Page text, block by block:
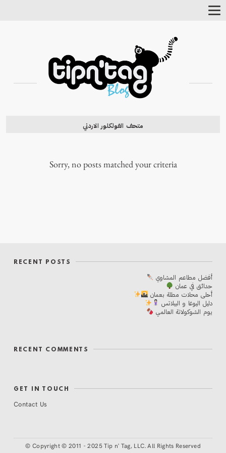
Toggle
متحف الفولكلور الاردني
Sorry, no posts matched your criteria
RECENT POSTS
أفضل مطاعم المشاوي
حدائق في عمان
أحلی محلات مطلة بعمان
دليل اليوغا و البيلاتس
يوم الشوكولاتة العالمي
RECENT COMMENTS
GET IN TOUCH
Contact Us
© Copyright © 2011 - 2025 Tip n' Tag, LLC. All Rights Reserved